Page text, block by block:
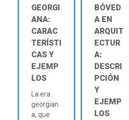
GEORGI
ANA:
CARAC
TERÍSTI
CAS Y
EJEMP
LOS
La era
georgian
a, que
BÓVED
A EN
ARQUIT
ECTUR
A:
DESCRI
PCIÓN
Y
EJEMP
LOS